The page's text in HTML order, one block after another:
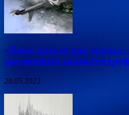
«Люди падали как дождь»:
крупнейшая
28.05.2022